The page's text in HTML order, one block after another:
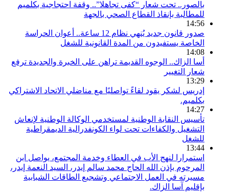
بالصور.. تحت شعار “كفى تجاهلا”.. وقفة احتجاجية بكلميم
للمطالبة بإنقاذ القطاع الصحي بالجهة
14:56
صدور قانون جديد يُنهي نظام 12 ساعة.. أعوان الحراسة
الخاصة يستفيدون من المدة القانونية للشغل
14:08
أسا الزاك.. الوجوه القديمة تراهن على الخبرة والجديدة ترفع
شعار التغيير
13:29
إدريس لشكر يقود لقاءً تواصليًا مع مناضلي الاتحاد الاشتراكي
بكلميم.
14:27
تأسيس النقابة الوطنية لمستخدمي الوكالة الوطنية لإنعاش
التشغيل والكفاءات تحت لواء الكونفدرالية الديمقراطية
للشغل
13:44
استمرارا لنهج الأب في العطاء وخدمة المجتمع، يواصل ابن
المرحوم بإذن الله الحاج محمد سالم إيدر، السيد النعمة إيدر،
مسيرته في العمل الاجتماعي وتشجيع الطاقات الشبابية
بإقليم آسا الزاك.